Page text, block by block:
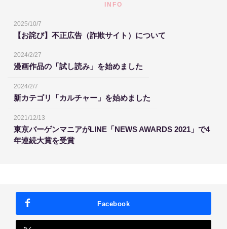
INFO
2025/10/7
【お詫び】不正広告（詐欺サイト）について
2024/2/27
漫画作品の「試し読み」を始めました
2024/2/7
新カテゴリ「カルチャー」を始めました
2021/12/13
東京バーゲンマニアがLINE「NEWS AWARDS 2021」で4
年連続大賞を受賞
Facebook